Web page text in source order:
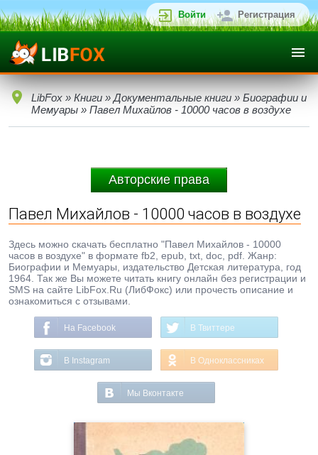
Войти Регистрация
LibFox » Книги » Документальные книги » Биографии и
Мемуары » Павел Михайлов - 10000 часов в воздухе
Авторские права
Павел Михайлов - 10000 часов в воздухе
Здесь можно скачать бесплатно "Павел Михайлов - 10000
часов в воздухе" в формате fb2, epub, txt, doc, pdf. Жанр:
Биографии и Мемуары, издательство Детская литература, год
1964. Так же Вы можете читать книгу онлайн без регистрации и
SMS на сайте LibFox.Ru (ЛибФокс) или прочесть описание и
ознакомиться с отзывами.
На Facebook В Твиттере
В Instagram В Одноклассниках
Мы Вконтакте